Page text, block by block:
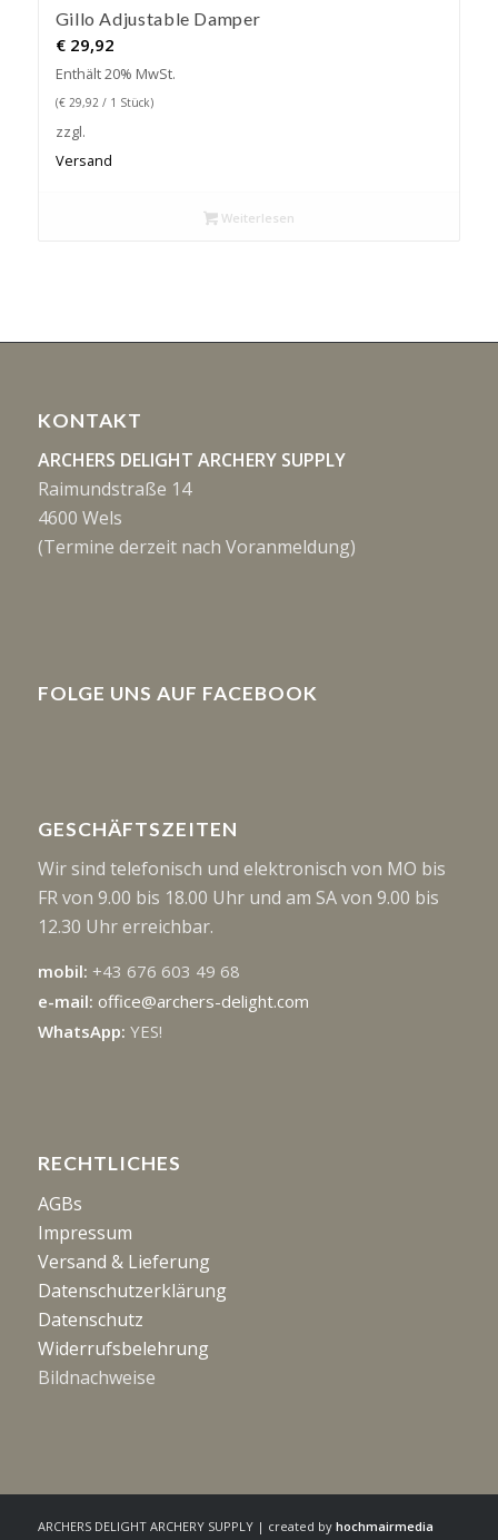
Gillo Adjustable Damper
€29,92
Enthält 20% MwSt.
(€29,92 / 1 Stück)
zzgl.
Versand
Weiterlesen
KONTAKT
ARCHERS DELIGHT ARCHERY SUPPLY
Raimundstraße 14
4600 Wels
(Termine derzeit nach Voranmeldung)
FOLGE UNS AUF FACEBOOK
GESCHÄFTSZEITEN
Wir sind telefonisch und elektronisch von MO bis
FR von 9.00 bis 18.00 Uhr und am SA von 9.00 bis
12.30 Uhr erreichbar.
mobil: +43 676 603 49 68
e-mail: office@archers-delight.com
WhatsApp: YES!
RECHTLICHES
AGBs
Impressum
Versand & Lieferung
Datenschutzerklärung
Datenschutz
Widerrufsbelehrung
Bildnachweise
ARCHERS DELIGHT ARCHERY SUPPLY | created by hochmairmedia